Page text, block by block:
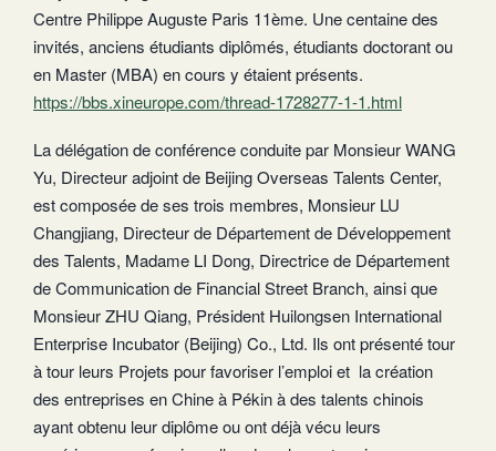
Centre Philippe Auguste Paris 11ème. Une centaine des
invités, anciens étudiants diplômés, étudiants doctorant ou
en Master (MBA) en cours y étaient présents.
https://bbs.xineurope.com/thread-1728277-1-1.html
La délégation de conférence conduite par Monsieur WANG
Yu, Directeur adjoint de Beijing Overseas Talents Center,
est composée de ses trois membres, Monsieur LU
Changjiang, Directeur de Département de Développement
des Talents, Madame LI Dong, Directrice de Département
de Communication de Financial Street Branch, ainsi que
Monsieur ZHU Qiang, Président Huilongsen International
Enterprise Incubator (Beijing) Co., Ltd. Ils ont présenté tour
à tour leurs Projets pour favoriser l’emploi et la création
des entreprises en Chine à Pékin à des talents chinois
ayant obtenu leur diplôme ou ont déjà vécu leurs